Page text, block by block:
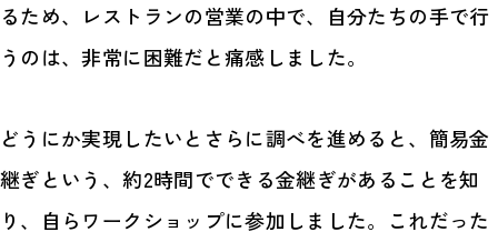
るため、レストランの営業の中で、自分たちの手で行
うのは、非常に困難だと痛感しました。
どうにか実現したいとさらに調べを進めると、簡易金
継ぎという、約2時間でできる金継ぎがあることを知
り、自らワークショップに参加しました。これだった